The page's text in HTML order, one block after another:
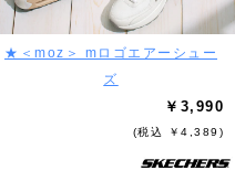
★＜moz＞ mロゴエアーシュー
ズ
￥3,990
(税込 ￥4,389)